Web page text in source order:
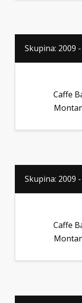
Skupina: 2009 -
Caffe
Skupina: 2009 -
Caffe